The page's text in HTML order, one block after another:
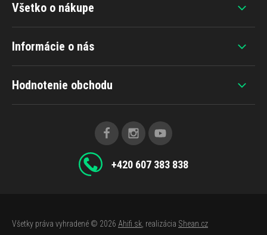
Všetko o nákupe
Informácie o nás
Hodnotenie obchodu
+420 607 383 838
Všetky práva vyhradené © 2026 Ahifi.sk , realizácia Shean.cz